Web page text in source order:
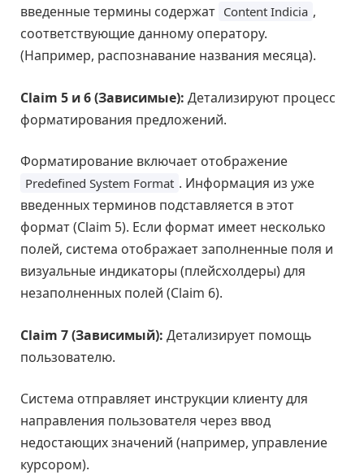
введенные термины содержат Content Indicia ,
соответствующие данному оператору.
(Например, распознавание названия месяца).
Claim 5 и 6 (Зависимые): Детализируют процесс
форматирования предложений.
Форматирование включает отображение
Predefined System Format . Информация из уже
введенных терминов подставляется в этот
формат (Claim 5). Если формат имеет несколько
полей, система отображает заполненные поля и
визуальные индикаторы (плейсхолдеры) для
незаполненных полей (Claim 6).
Claim 7 (Зависимый): Детализирует помощь
пользователю.
Система отправляет инструкции клиенту для
направления пользователя через ввод
недостающих значений (например, управление
курсором).